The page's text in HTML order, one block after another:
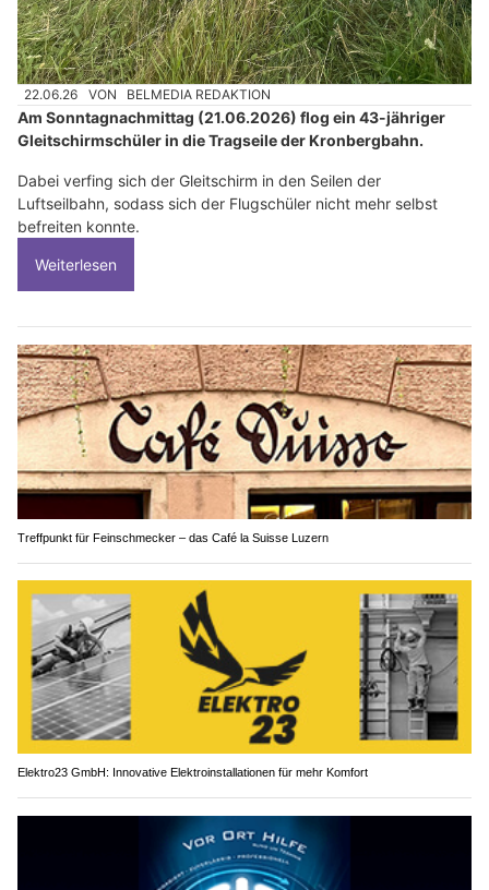
22.06.26 VON BELMEDIA REDAKTION
Am Sonntagnachmittag (21.06.2026) flog ein 43-jähriger
Gleitschirmschüler in die Tragseile der Kronbergbahn.
Dabei verfing sich der Gleitschirm in den Seilen der
Luftseilbahn, sodass sich der Flugschüler nicht mehr selbst
befreiten konnte.
Weiterlesen
Treffpunkt für Feinschmecker – das Café la Suisse Luzern
Elektro23 GmbH: Innovative Elektroinstallationen für mehr Komfort